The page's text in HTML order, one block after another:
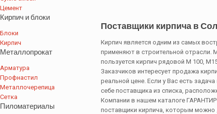
Поставщики кирпича в
Кирпич является одним из самых
применяют в строительной отрасли.
пользуется кирпич рядовой М 100,
Заказчиков интересует продажа
реальной цене. Если у Вас есть
себе поставщика из списка,
Компании в нашем каталоге
поставщики кирпича, которым можно
Цемент
Кирпич и блоки
Блоки
Кирпич
Металлопрокат
Арматура
Профнастил
Металлочерепица
Сетка
Пиломатериалы